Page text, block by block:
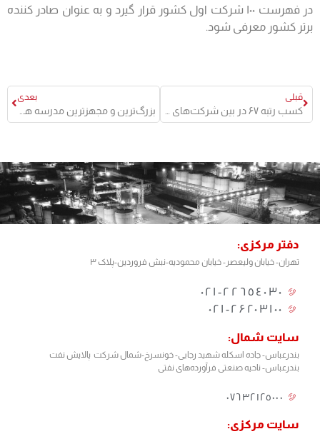
در فهرست ١٠٠ شرکت اول کشور قرار گیرد و به عنوان صادر کننده
برتر کشور معرفی شود.
قبلی بعدی
دفتر مرکزی:
تهران- خیابان ولیعصر- خیابان محمودیه-نبش فروردین-پلاک ۳
٢٢٦٥٤٠٣٠-٠٢١
۰۲۱-۲۶۲۰۳۱۰۰
سایت شمال:
بندرعباس- جاده اسکله شهید رجایی- خونسرخ-شمال شرکت پالایش نفت
بندرعباس- ناحیه صنعتی فرآورده‌های نفتی
٠٧٦٣٢١٢٥٠٠٠​
سایت مرکزی: